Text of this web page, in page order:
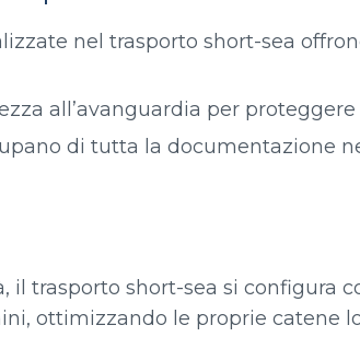
nel trasporto short-sea
all’avanguardia per
di tutta la documentazione
trasporto short-sea si configura
ottimizzando le proprie catene